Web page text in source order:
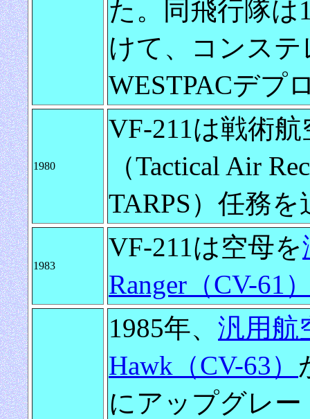
た。同飛行隊は
けて、コンス
WESTPACデプ
1980
VF-211は戦術
（Tactical Air
TARPS）任務
1983
VF-211は空母を
Ranger（CV-61
1985年、 汎用航
Hawk（CV-63）
にアップグレ